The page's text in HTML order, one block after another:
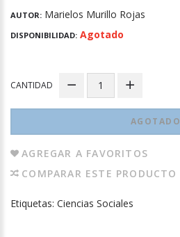
AUTOR: Marielos Murillo Rojas
DISPONIBILIDAD: Agotado
CANTIDAD
AGOTADO
AGREGAR A FAVORITOS
COMPARAR ESTE PRODUCTO
Etiquetas: Ciencias Sociales